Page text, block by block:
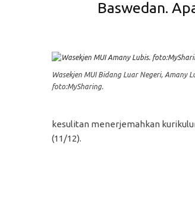
Baswedan.
Wasekjen MUI Bidang Luar Negeri, Amany
foto:MySharing.
kesulitan menerjemahkan
(11/12).